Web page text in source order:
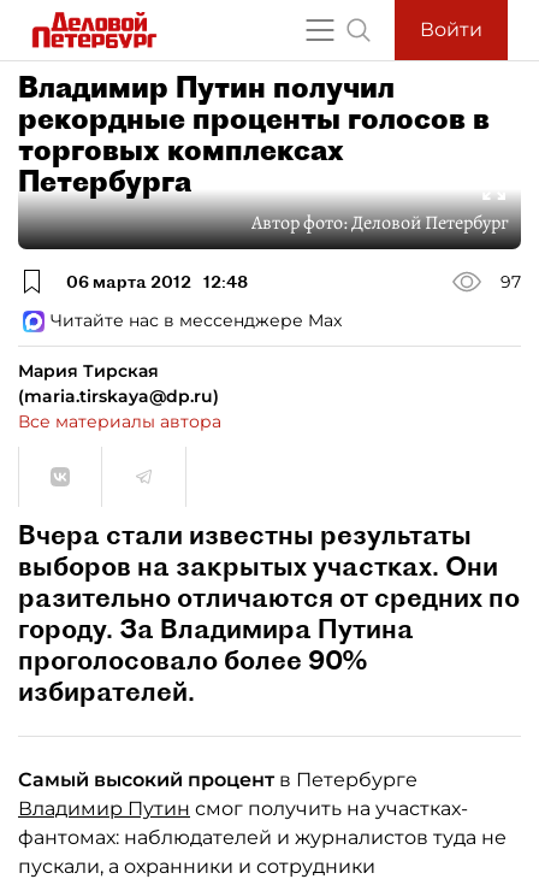
Войти
Владимир Путин получил
рекордные проценты голосов в
торговых комплексах
Петербурга
Автор фото:Деловой Петербург
06 марта 2012 12:48
97
Читайте нас в мессенджере Max
Мария Тирская
(maria.tirskaya@dp.ru)
Все материалы автора
Вчера стали известны результаты
выборов на закрытых участках. Они
разительно отличаются от средних по
городу. За Владимира Путина
проголосовало более 90%
избирателей.
Самый высокий процентв Петербурге
Владимир Путин смог получить на участках-
фантомах: наблюдателей и журналистов туда не
пускали, а охранники и сотрудники